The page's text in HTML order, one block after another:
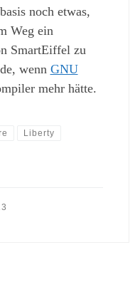
noch etwas,
Weg ein
SmartEiffel zu
wenn GNU
mehr hätte.
Liberty